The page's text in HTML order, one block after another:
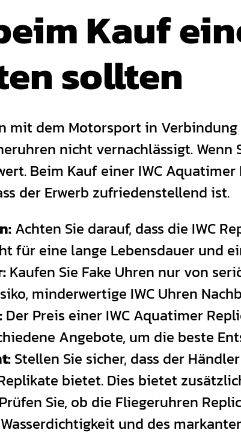
Kauf
sollten
mit dem Motorsport in
nicht vernachlässigt.
Beim Kauf einer IWC
der Erwerb zufriedenstellend ist.
Achten Sie darauf, dass die IWC
für eine lange Lebensdauer und
Kaufen Sie Fake Uhren nur von
minderwertige IWC Uhren
Der Preis einer IWC Aquatimer
Angebote, um die beste
Stellen Sie sicher, dass der
bietet. Dies bietet
Sie, ob die Fliegeruhren
und des